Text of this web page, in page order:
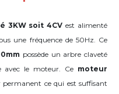
3KW soit 4CV est alimenté
une fréquence de 50Hz. Ce
possède un arbre claveté
avec le moteur. Ce moteur
permanent ce qui est suffisant